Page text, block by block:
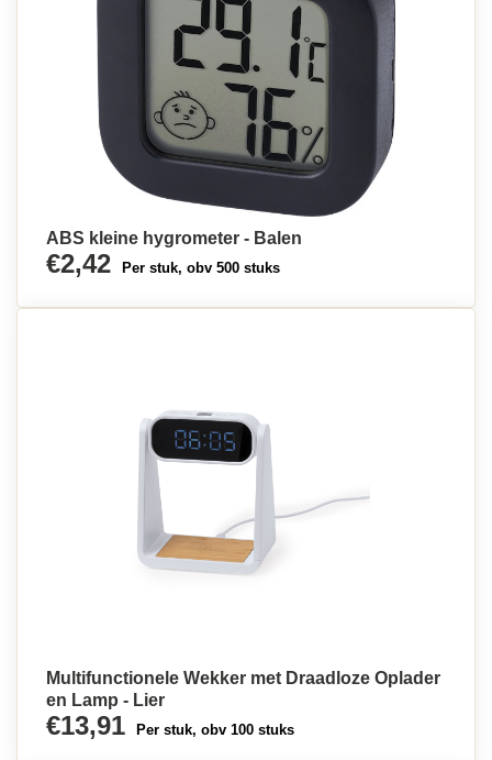
ABS kleine hygrometer - Balen
€2,42 Per stuk, obv 500 stuks
Multifunctionele Wekker met Draadloze Oplader
en Lamp - Lier
€13,91 Per stuk, obv 100 stuks